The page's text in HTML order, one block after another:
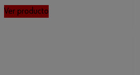
Ver producto